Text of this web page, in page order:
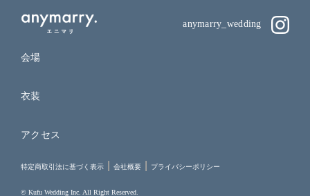
anymarry_wedding
会場
衣装
アクセス
特定商取引法に基づく表示 会社概要 プライバシーポリシー
© Kufu Wedding Inc. All Right Reserved.